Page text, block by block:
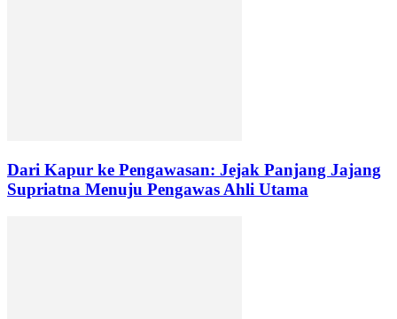
Dari Kapur ke Pengawasan: Jejak Panjang Jajang
Supriatna Menuju Pengawas Ahli Utama